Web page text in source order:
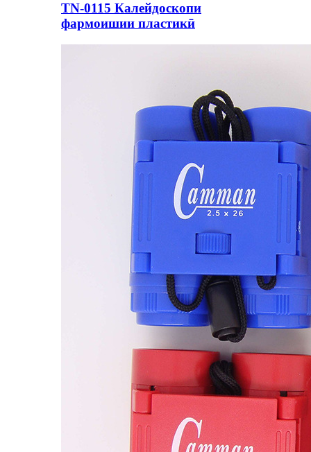
TN-0115 Калейдоскопи
фармоишии пластикӣ